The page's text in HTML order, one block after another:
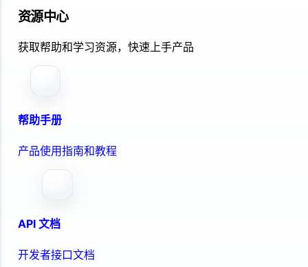
资源中心
获取帮助和学习资源，快速上手产品
帮助手册
产品使用指南和教程
API 文档
开发者接口文档